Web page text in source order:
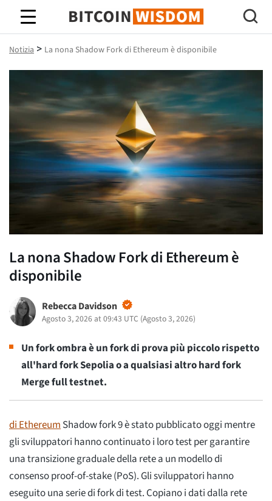
Saggezza Bitcoin
Notizia > La nona Shadow Fork di Ethereum è disponibile
La nona Shadow Fork di Ethereum è
disponibile
Rebecca Davidson
Agosto 3, 2026 at 09:43 UTC (Agosto 3, 2026)
Un fork ombra è un fork di prova più piccolo rispetto
all'hard fork Sepolia o a qualsiasi altro hard fork
Merge full testnet.
di EthereumShadow fork 9 è stato pubblicato oggi mentre
gli sviluppatori hanno continuato i loro test per garantire
una transizione graduale della rete a un modello di
consenso proof-of-stake (PoS). Gli sviluppatori hanno
eseguito una serie di fork di test. Copiano i dati dalla rete